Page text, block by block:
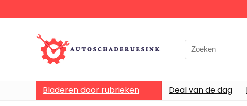
Bladeren door rubrieken Deal van de dag